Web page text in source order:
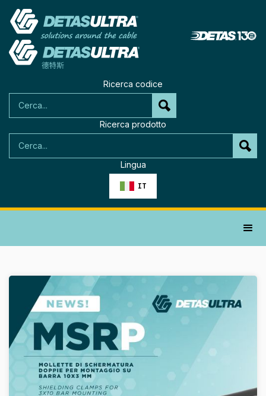
Ricerca codice
Ricerca prodotto
Lingua
IT